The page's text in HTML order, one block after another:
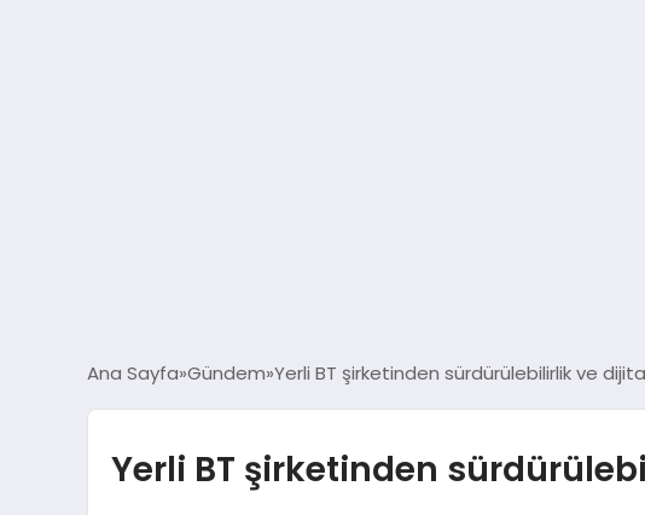
Ana Sayfa Gündem Yerli BT şirketinden sürdürülebilirlik ve
Yerli BT şirketinden